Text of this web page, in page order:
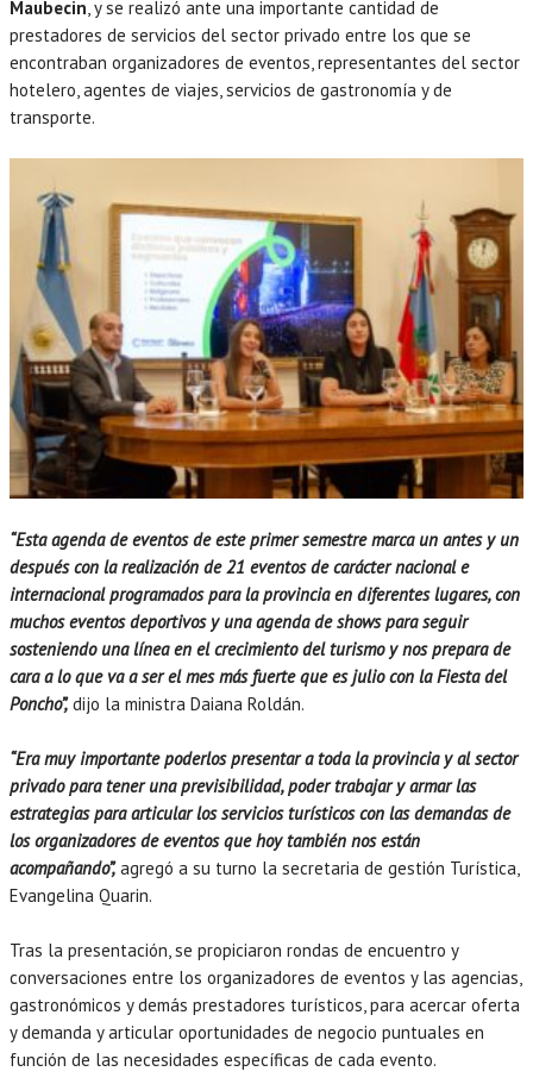
Maubecin , y se realizó ante una importante cantidad de
prestadores de servicios del sector privado entre los que se
encontraban organizadores de eventos, representantes del sector
hotelero, agentes de viajes, servicios de gastronomía y de
transporte.
“Esta agenda de eventos de este primer semestre marca un antes y un
después con la realización de 21 eventos de carácter nacional e
internacional programados para la provincia en diferentes lugares, con
muchos eventos deportivos y una agenda de shows para seguir
sosteniendo una línea en el crecimiento del turismo y nos prepara de
cara a lo que va a ser el mes más fuerte que es julio con la Fiesta del
Poncho”,dijo la ministra Daiana Roldán.
“Era muy importante poderlos presentar a toda la provincia y al sector
privado para tener una previsibilidad, poder trabajar y armar las
estrategias para articular los servicios turísticos con las demandas de
los organizadores de eventos que hoy también nos están
acompañando”, agregó a su turno la secretaria de gestión Turística,
Evangelina Quarin.
Tras la presentación, se propiciaron rondas de encuentro y
conversaciones entre los organizadores de eventos y las agencias,
gastronómicos y demás prestadores turísticos, para acercar oferta
y demanda y articular oportunidades de negocio puntuales en
función de las necesidades específicas de cada evento.